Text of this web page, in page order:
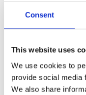
Consent
This website uses
We use cookies to
provide social media
We also share
Rowico Home
Snabba leveranser
Enkel betalning